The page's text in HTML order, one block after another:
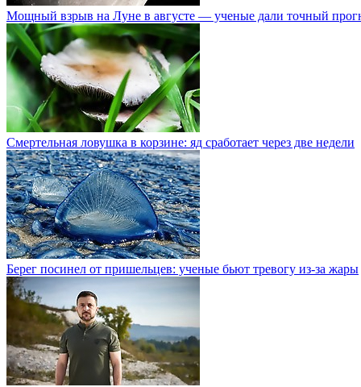
Мощный взрыв на Луне в августе — ученые дали точный
Смертельная ловушка в корзине: яд сработает через две недели
Берег посинел от пришельцев: ученые бьют тревогу из-за жары